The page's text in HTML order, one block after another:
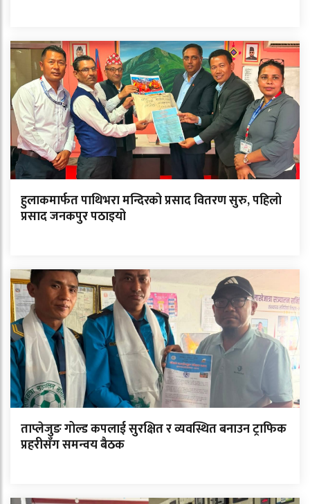
हुलाकमार्फत पाथिभरा मन्दिरको प्रसाद वितरण सुरु, पहिलो
प्रसाद जनकपुर पठाइयो
ताप्लेजुङ गोल्ड कपलाई सुरक्षित र व्यवस्थित बनाउन ट्राफिक
प्रहरीसँग समन्वय बैठक